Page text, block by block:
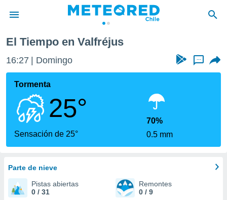
de
por
se
calidad.
a este
las
y
forma
El Tiempo en Valfréjus
16:27 Domingo ...
Tormenta
25°
Sensación de 25°
70%
0.5 mm
Parte de nieve
Pistas abiertas
0 / 31
Remontes
0 / 9